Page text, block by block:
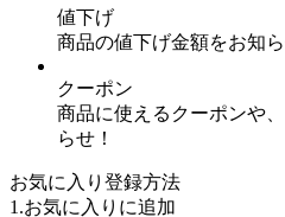
値下げ
商品の値下げ金額をお知ら
クーポン
商品に使えるクーポンや
らせ！
お気に入り登録方法
1.お気に入りに追加